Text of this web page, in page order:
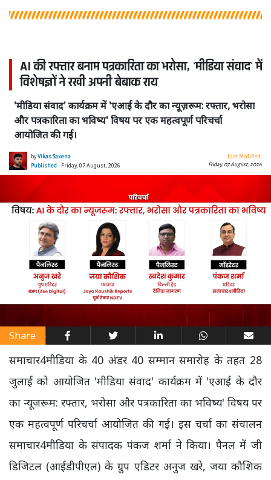
AI की रफ्तार बनाम पत्रकारिता का भरोसा, 'मीडिया संवाद' में
विशेषज्ञों ने रखी अपनी बेबाक राय
'मीडिया संवाद' कार्यक्रम में 'एआई के दौर का न्यूज़रूम: रफ्तार, भरोसा
और पत्रकारिता का भविष्य' विषय पर एक महत्वपूर्ण परिचर्चा
आयोजित की गई।
byVikas Saxena
Published- Friday, 07 August, 2026
Last Modified:
Friday, 07 August, 2026
Share
समाचार4मीडिया के 40 अंडर 40 सम्मान समारोह के तहत 28
जुलाई को आयोजित 'मीडिया संवाद' कार्यक्रम में 'एआई के दौर
का न्यूज़रूम: रफ्तार, भरोसा और पत्रकारिता का भविष्य' विषय पर
एक महत्वपूर्ण परिचर्चा आयोजित की गई। इस चर्चा का संचालन
समाचार4मीडिया के संपादक पंकज शर्मा ने किया। पैनल में जी
डिजिटल (आईडीपीएल) के ग्रुप एडिटर अनुज खरे, जया कौशिक